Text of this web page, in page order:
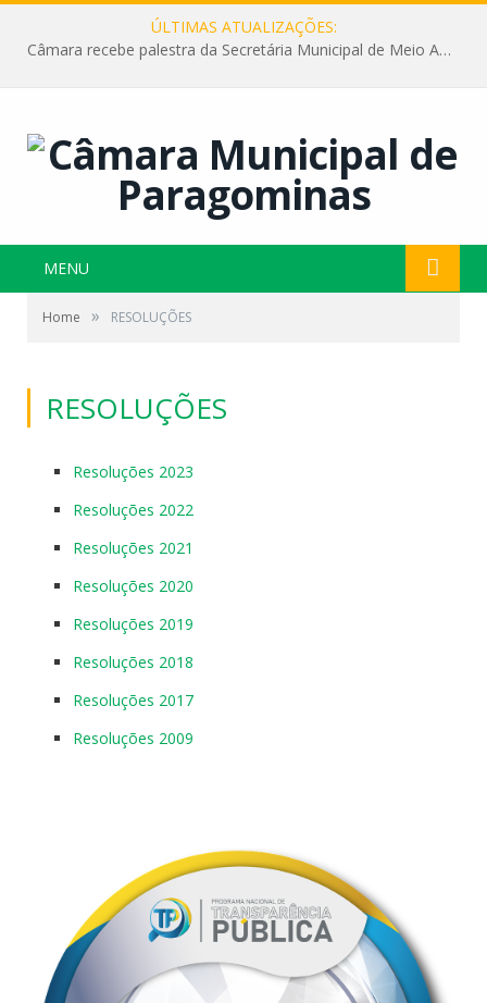
ÚLTIMAS ATUALIZAÇÕES:
Câmara recebe palestra da Secretária Municipal de Meio Ambiente sobre as ações da “SEMANA DO MEIO AMBIENTE”
MENU
Home » RESOLUÇÕES
RESOLUÇÕES
Resoluções 2023
Resoluções 2022
Resoluções 2021
Resoluções 2020
Resoluções 2019
Resoluções 2018
Resoluções 2017
Resoluções 2009